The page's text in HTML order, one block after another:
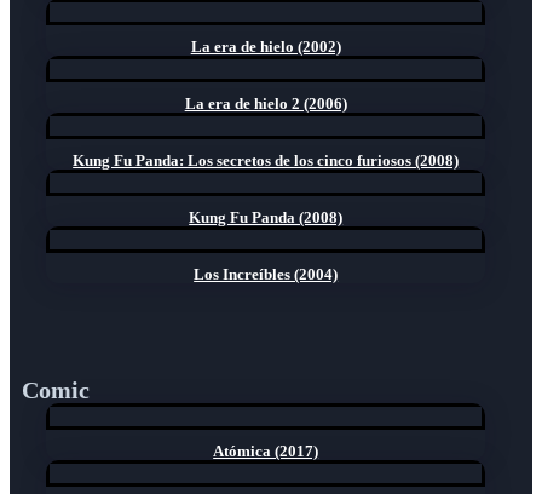
La era de hielo (2002)
La era de hielo 2 (2006)
Kung Fu Panda: Los secretos de los cinco furiosos (2008)
Kung Fu Panda (2008)
Los Increíbles (2004)
Comic
Atómica (2017)